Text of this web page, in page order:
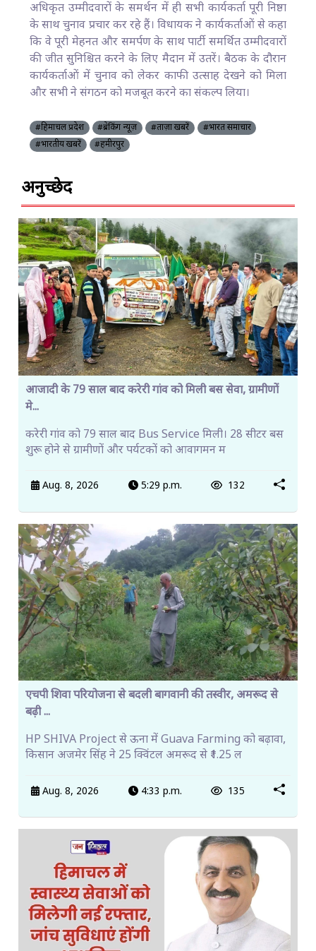
अधिकृत उम्मीदवारों के समर्थन में ही सभी कार्यकर्ता पूरी निष्ठा
के साथ चुनाव प्रचार कर रहे हैं। विधायक ने कार्यकर्ताओं से कहा
कि वे पूरी मेहनत और समर्पण के साथ पार्टी समर्थित उम्मीदवारों
की जीत सुनिश्चित करने के लिए मैदान में उतरें। बैठक के दौरान
कार्यकर्ताओं में चुनाव को लेकर काफी उत्साह देखने को मिला
और सभी ने संगठन को मजबूत करने का संकल्प लिया।
#हिमाचल प्रदेश #ब्रेकिंग न्यूज़ #ताज़ा खबरें
#भारत समाचार
#भारतीय खबरें
#हमीरपुर
अनुच्छेद
आजादी के 79 साल बाद करेरी गांव को मिली बस सेवा, ग्रामीणों
मे...
करेरी गांव को 79 साल बाद Bus Service मिली। 28 सीटर बस
शुरू होने से ग्रामीणों और पर्यटकों को आवागमन म
Aug. 8, 2026 5:29 p.m. 132
एचपी शिवा परियोजना से बदली बागवानी की तस्वीर, अमरूद से
बढ़ी ...
HP SHIVA Project से ऊना में Guava Farming को बढ़ावा,
किसान अजमेर सिंह ने 25 क्विंटल अमरूद से ₹1.25 ल
Aug. 8, 2026 4:33 p.m. 135